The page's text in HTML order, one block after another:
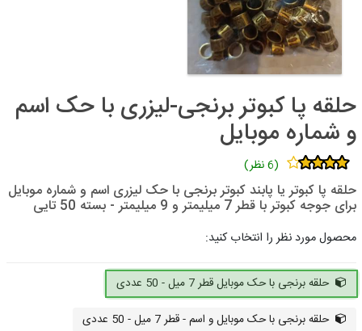
حلقه پا کبوتر برنجی-لیزری با حک اسم
و شماره موبایل
(6 نظر)
حلقه پا کبوتر یا پابند کبوتر برنجی با حک لیزری اسم و شماره موبایل
برای جوجه کبوتر با قطر 7 میلیمتر و 9 میلیمتر - بسته 50 تایی
محصول مورد نظر را انتخاب کنید:
حلقه برنجی با حک موبایل قطر 7 میل - 50 عددی
حلقه برنجی با حک موبایل و اسم - قطر 7 میل - 50 عددی